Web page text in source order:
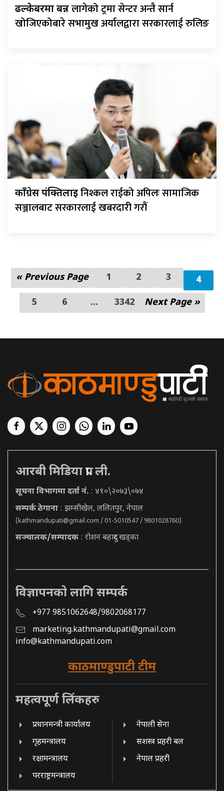
ढल्केबरमा बन्नलागेको ट्रमा सेन्टर अन्तै सार्न
खोजिएकोबारे सभामुख अर्यालद्वारा सरकारलाई रुलिङ
काँग्रेस पंक्तिलाईनिश्कल राईको अपिलः सामाजिक
सञ्जालबाट सरकारलाई खबरदारी गरौं
« Previous Page 1 2 3
4
5
6 ... 3342 Next Page »
आरबी मिडिया प्रा. ली.
सूचना विभागमा दर्ता नं. : ४१०\२०७३\०७४
सम्पर्क ठेगाना : झम्सीखेल, ललितपुर, नेपाल
(kathmandupati@gmail.com / 01-5010547 / 9801028760)
सञ्चालक/सम्पादक : रोशन बहादुर खड्का
विज्ञापनको लागि सम्पर्क
+977 9851062648/9802068177
marketing.kathmandupati@gmail.com
info@kathmandupati.com
काठमाण्डुपाटी टीम
महत्वपूर्ण लिंकहरु
प्रधानमन्त्री कार्यालय
गृहमन्त्रालय
रक्षामन्त्रालय
परराष्ट्रमन्त्रालय
नेपाली सेना
सशस्त्र प्रहरी बल
नेपाल प्रहरी